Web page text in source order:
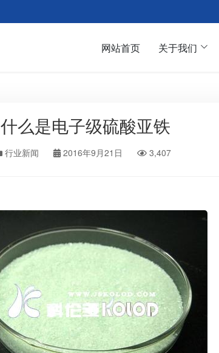
网站首页 关于我们
什么是电子级硫酸亚铁
行业新闻 2016年9月21日 3,407